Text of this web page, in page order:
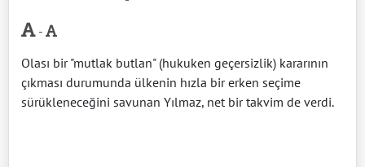
-
Olası bir "mutlak butlan" (hukuken geçersizlik) kararının
çıkması durumunda ülkenin hızla bir erken seçime
sürükleneceğini savunan Yılmaz, net bir takvim de verdi.